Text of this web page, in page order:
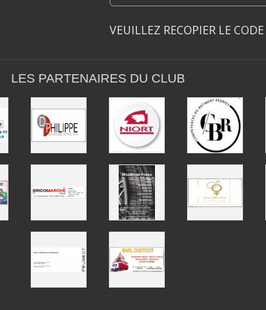
VEUILLEZ RECOPIER LE CODE
LES PARTENAIRES DU CLUB